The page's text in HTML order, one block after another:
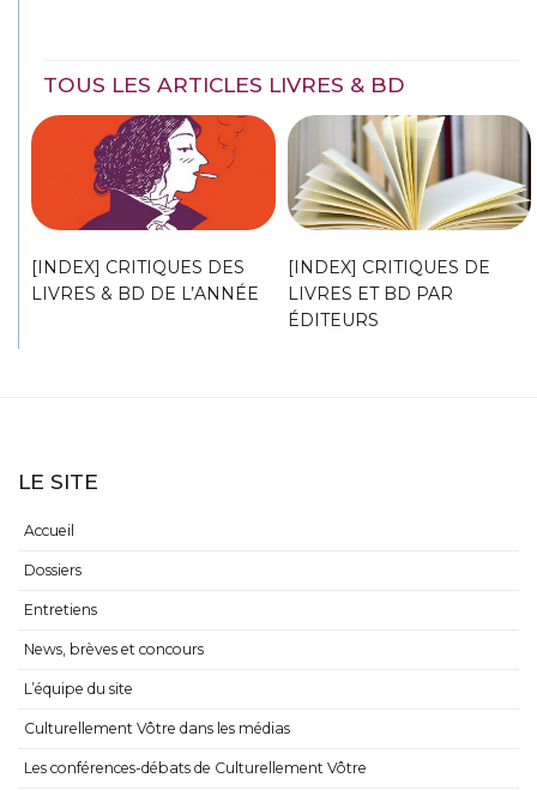
TOUS LES ARTICLES LIVRES & BD
[INDEX] CRITIQUES DES
LIVRES & BD DE L’ANNÉE
[INDEX] CRITIQUES DE
LIVRES ET BD PAR
ÉDITEURS
LE SITE
Accueil
Dossiers
Entretiens
News, brèves et concours
L’équipe du site
Culturellement Vôtre dans les médias
Les conférences-débats de Culturellement Vôtre